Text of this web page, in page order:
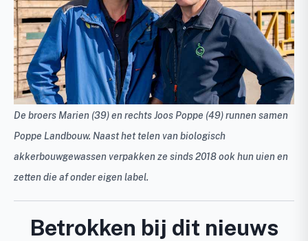
De broers Marien (39) en rechts Joos Poppe (49) runnen samen
Poppe Landbouw. Naast het telen van biologisch
akkerbouwgewassen verpakken ze sinds 2018 ook hun uien en
zetten die af onder eigen label.
Betrokken bij dit nieuws